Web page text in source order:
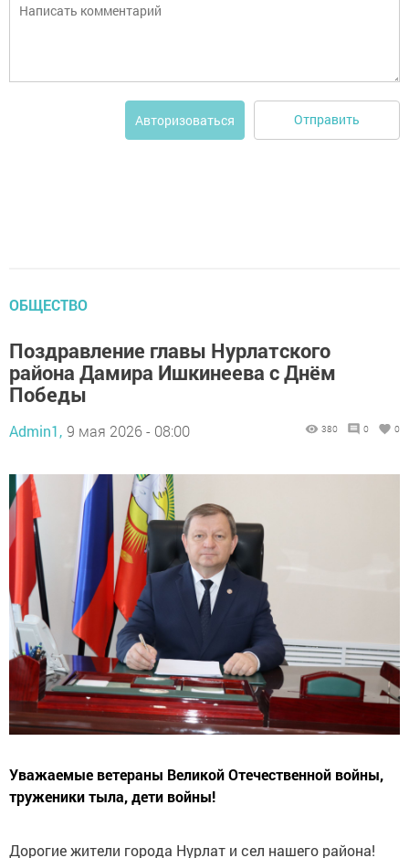
Авторизоваться Отправить
ОБЩЕСТВО
Поздравление главы Нурлатского
района Дамира Ишкинеева с Днём
Победы
Admin1, 9 мая 2026 - 08:00 380 0 0
Уважаемые ветераны Великой Отечественной войны,
труженики тыла, дети войны!
Дорогие жители города Нурлат и сел нашего района!